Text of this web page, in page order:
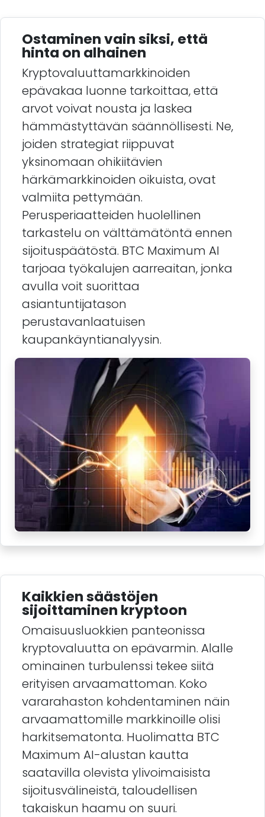
Ostaminen vain siksi, että
hinta on alhainen
Kryptovaluuttamarkkinoiden
epävakaa luonne tarkoittaa, että
arvot voivat nousta ja laskea
hämmästyttävän säännöllisesti. Ne,
joiden strategiat riippuvat
yksinomaan ohikiitävien
härkämarkkinoiden oikuista, ovat
valmiita pettymään.
Perusperiaatteiden huolellinen
tarkastelu on välttämätöntä ennen
sijoituspäätöstä. BTC Maximum AI
tarjoaa työkalujen aarreaitan, jonka
avulla voit suorittaa
asiantuntijatason
perustavanlaatuisen
kaupankäyntianalyysin.
Kaikkien säästöjen
sijoittaminen kryptoon
Omaisuusluokkien panteonissa
kryptovaluutta on epävarmin. Alalle
ominainen turbulenssi tekee siitä
erityisen arvaamattoman. Koko
vararahaston kohdentaminen näin
arvaamattomille markkinoille olisi
harkitsematonta. Huolimatta BTC
Maximum AI-alustan kautta
saatavilla olevista ylivoimaisista
sijoitusvälineistä, taloudellisen
takaiskun haamu on suuri.